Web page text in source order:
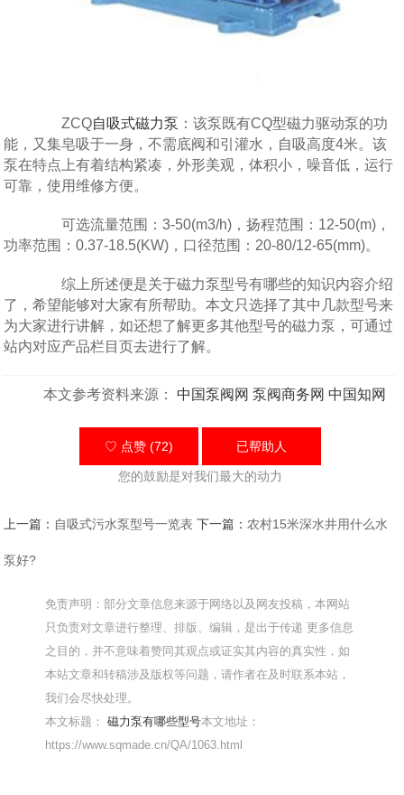
ZCQ自吸式磁力泵 ：该泵既有CQ型磁力驱动泵的功
能，又集皂吸于一身，不需底阀和引灌水，自吸高度4米。该
泵在特点上有着结构紧凑，外形美观，体积小，噪音低，运行
可靠，使用维修方便。
可选流量范围：3-50(m3/h)，扬程范围：12-50(m)，
功率范围：0.37-18.5(KW)，口径范围：20-80/12-65(mm)。
综上所述便是关于磁力泵型号有哪些的知识内容介绍
了，希望能够对大家有所帮助。本文只选择了其中几款型号来
为大家进行讲解，如还想了解更多其他型号的磁力泵，可通过
站内对应产品栏目页去进行了解。
本文参考资料来源： 中国泵阀网 泵阀商务网 中国知网
♡ 点赞 (72) 已帮助 人
您的鼓励是对我们最大的动力
上一篇： 自吸式污水泵型号一览表 下一篇： 农村15米深水井用什么水
泵好?
免责声明：部分文章信息来源于网络以及网友投稿，本网站
只负责对文章进行整理、排版、编辑，是出于传递 更多信息
之目的，并不意味着赞同其观点或证实其内容的真实性，如
本站文章和转稿涉及版权等问题，请作者在及时联系本站，
我们会尽快处理。
本文标题：磁力泵有哪些型号本文地址：
https://www.sqmade.cn/QA/1063.html